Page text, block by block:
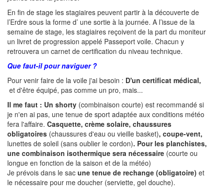
En fin de stage les stagiaires peuvent partir à la découverte de
l’Erdre sous la forme d’ une sortie à la journée. A l’issue de la
semaine de stage, les stagiaires reçoivent de la part du moniteur
un livret de progression appelé Passeport voile. Chacun y
retrouvera un carnet de certification du niveau technique.
Que faut-il pour naviguer ?
Pour venir faire de la voile j'ai besoin : D'un certificat médical,
et d'être équipé, pas comme un pro, mais...
Il me faut : Un shorty (combinaison courte) est recommandé si
je n'en ai pas, une tenue de sport adaptée aux conditions météo
fera l'affaire. Casquette, crème solaire, chaussures
obligatoires (chaussures d'eau ou vieille basket), coupe-vent,
lunettes de soleil (sans oublier le cordon). Pour les planchistes,
une combinaison isothermique sera nécessaire (courte ou
longue en fonction de la saison et de la météo)
Je prévois dans le sac une tenue de rechange (obligatoire) et
le nécessaire pour me doucher (serviette, gel douche).